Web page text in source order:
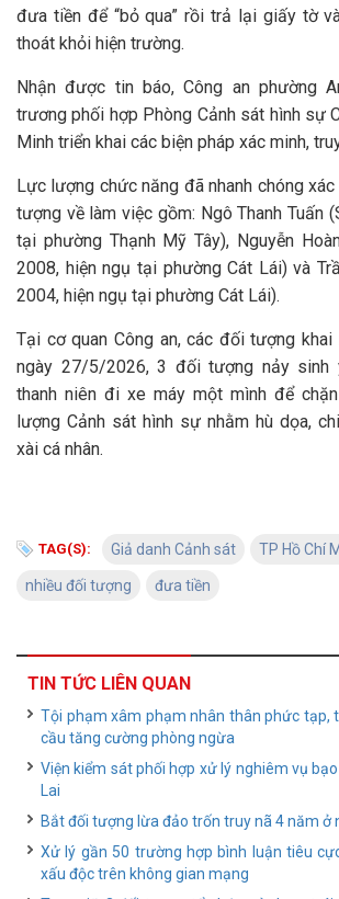
đưa tiền để “bỏ qua” rồi trả lại giấy tờ
thoát khỏi hiện trường.
Nhận được tin báo, Công an phường
trương phối hợp Phòng Cảnh sát hình sự
Minh triển khai các biện pháp xác minh,
Lực lượng chức năng đã nhanh chóng
tượng về làm việc gồm: Ngô Thanh Tuấn
tại phường Thạnh Mỹ Tây), Nguyễn
2008, hiện ngụ tại phường Cát Lái) và
2004, hiện ngụ tại phường Cát Lái).
Tại cơ quan Công an, các đối tượng khai
ngày 27/5/2026, 3 đối tượng nảy sinh
thanh niên đi xe máy một mình để
lượng Cảnh sát hình sự nhằm hù dọa,
xài cá nhân.
TAG(S): Giả danh Cảnh sát TP Hồ Chí
nhiều đối tượng đưa tiền
TIN TỨC LIÊN QUAN
Tội phạm xâm phạm nhân thân phức tạp,
cầu tăng cường phòng ngừa
Viện kiểm sát phối hợp xử lý nghiêm vụ
Lai
Bắt đối tượng lừa đảo trốn truy nã 4 năm ở
Xử lý gần 50 trường hợp bình luận tiêu
xấu độc trên không gian mạng